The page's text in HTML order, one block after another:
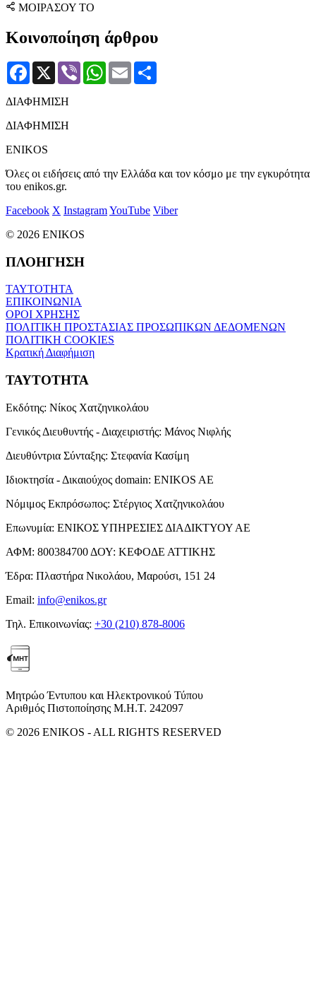
ΜΟΙΡΑΣΟΥ ΤΟ
Κοινοποίηση άρθρου
Facebook
X Viber WhatsApp
Email
ΔΙΑΦΗΜΙΣΗ
ΔΙΑΦΗΜΙΣΗ
ENIKOS
Όλες οι ειδήσεις από την Ελλάδα και τον κόσμο με την εγκυρότητα
του enikos.gr.
Facebook X InstagramYouTube Viber
© 2026 ENIKOS
ΠΛΟΗΓΗΣΗ
ΤΑΥΤΟΤΗΤΑ
ΕΠΙΚΟΙΝΩΝΙΑ
ΟΡΟΙ ΧΡΗΣΗΣ
ΠΟΛΙΤΙΚΗ ΠΡΟΣΤΑΣΙΑΣ ΠΡΟΣΩΠΙΚΩΝ ΔΕΔΟΜΕΝΩΝ
ΠΟΛΙΤΙΚΗ COOKIES
Κρατική Διαφήμιση
ΤΑΥΤΟΤΗΤΑ
Εκδότης: Νίκος Χατζηνικολάου
Γενικός Διευθυντής - Διαχειριστής: Μάνος Νιφλής
Διευθύντρια Σύνταξης: Στεφανία Κασίμη
Ιδιοκτησία - Δικαιούχος domain: ENIKOS AE
Νόμιμος Εκπρόσωπος: Στέργιος Χατζηνικολάου
Επωνυμία: ΕΝΙΚΟΣ ΥΠΗΡΕΣΙΕΣ ΔΙΑΔΙΚΤΥΟΥ ΑΕ
ΑΦΜ: 800384700 ΔΟΥ: ΚΕΦΟΔΕ ΑΤΤΙΚΗΣ
Έδρα: Πλαστήρα Νικολάου, Μαρούσι, 151 24
Email: info@enikos.gr
Τηλ. Επικοινωνίας: +30 (210) 878-8006
Μητρώο Έντυπου και Ηλεκτρονικού Τύπου
Αριθμός Πιστοποίησης Μ.Η.Τ. 242097
© 2026 ENIKOS - ALL RIGHTS RESERVED